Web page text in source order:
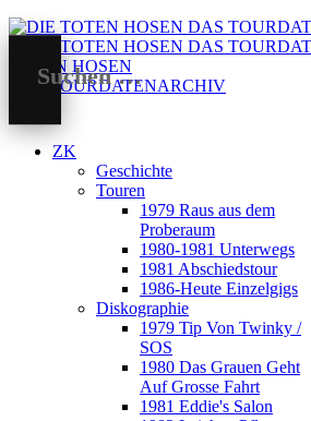
TOTEN HOSEN
DAS TOURDATENARCHIV
ZK
Geschichte
Touren
1979 Raus aus dem
Proberaum
1980-1981 Unterwegs
1981 Abschiedstour
1986-Heute Einzelgigs
Diskographie
1979 Tip Von Twinky /
SOS
1980 Das Grauen Geht
Auf Grosse Fahrt
1981 Eddie's Salon